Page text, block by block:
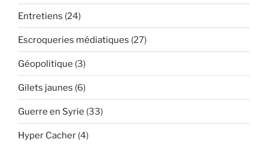
Entretiens (24)
Escroqueries médiatiques (27)
Géopolitique (3)
Gilets jaunes (6)
Guerre en Syrie (33)
Hyper Cacher (4)